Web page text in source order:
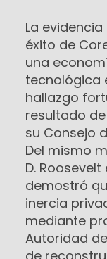
La
éxito de
una
tecnológica
hallazgo
resultado
su Consejo
Del mismo
D.
demostró
inercia
mediante
Autoridad